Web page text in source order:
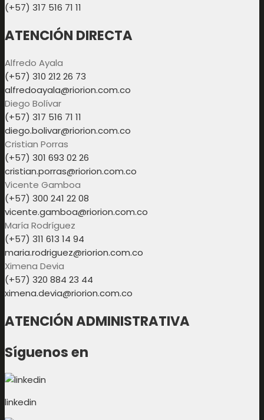
(+57) 317 516 71 11
ATENCIÓN DIRECTA
Alfredo Ayala
(+57) 310 212 26 73
alfredoayala@riorion.com.co
Diego Bolívar
(+57) 317 516 71 11
diego.bolivar@riorion.com.co
Cristian Porras
(+57) 301 693 02 26
cristian.porras@riorion.com.co
Vicente Gamboa
(+57) 300 241 22 08
vicente.gamboa@riorion.com.co
María Rodríguez
(+57) 311 613 14 94
maria.rodriguez@riorion.com.co
Ximena Devia
(+57) 320 884 23 44
ximena.devia@riorion.com.co
ATENCIÓN ADMINISTRATIVA
Síguenos en
linkedin